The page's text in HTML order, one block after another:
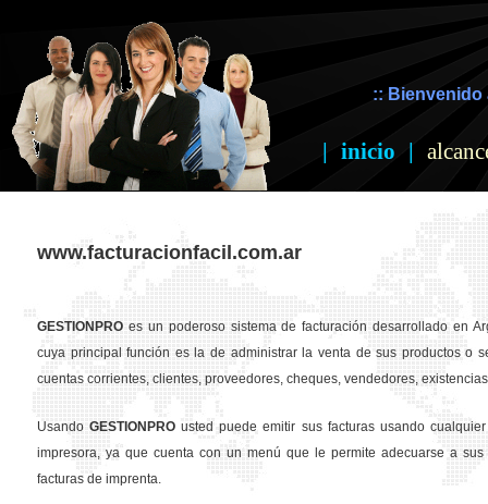
:: Bienvenido
| inicio |
www.facturacionfacil.com.ar
GESTION PRO es un poderoso sistema de facturación desarrollado en
cuya principal función es la de administrar la venta de sus productos o
cuentas corrientes, clientes, proveedores, cheques, vendedores,
Usando GESTION PRO usted puede emitir sus facturas usando
impresora, ya que cuenta con un menú que le permite adecuarse a sus
facturas de imprenta.